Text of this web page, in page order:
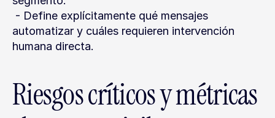
automatizar y cuáles requieren intervención
humana directa.
Riesgos críticos y métricas